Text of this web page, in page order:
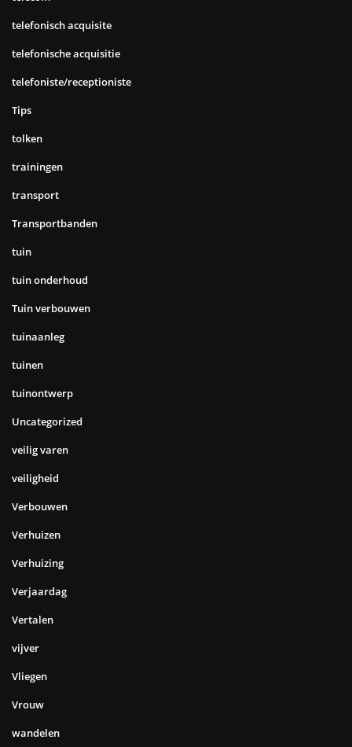
telefonisch acquisite
telefonische acquisitie
telefoniste/receptioniste
Tips
tolken
trainingen
transport
Transportbanden
tuin
tuin onderhoud
Tuin verbouwen
tuinaanleg
tuinen
tuinontwerp
Uncategorized
veilig varen
veiligheid
Verbouwen
Verhuizen
Verhuizing
Verjaardag
Vertalen
vijver
Vliegen
Vrouw
wandelen